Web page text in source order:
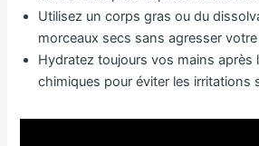
Utilisez un corps gras ou du
morceaux secs sans agresser
Hydratez toujours vos mains après
chimiques pour éviter les irritations